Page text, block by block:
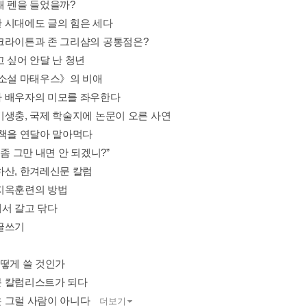
펜을 들었을까?
시대에도 글의 힘은 세다
라이튼과 존 그리샴의 공통점은?
싶어 안달 난 청년
설 마태우스》의 비애
배우자의 미모를 좌우한다
생충, 국제 학술지에 논문이 오른 사연
을 연달아 말아먹다
그만 내면 안 되겠니?”
산, 한겨레신문 칼럼
옥훈련의 방법
갈고 닦다
쓰기
게 쓸 것인가
칼럼리스트가 되다
그럴 사람이 아니다
더보기